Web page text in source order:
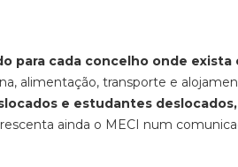
para cada concelho onde
alimentação, transporte e
e estudantes deslocados,
ainda o MECI num